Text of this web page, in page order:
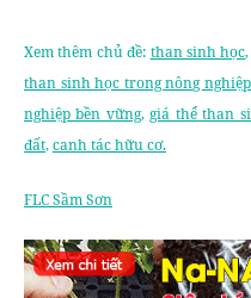
Xem thêm chủ đề: than sinh học,
than sinh học trong nông nghiệp
nghiệp bền vững,giá thể than
đất,canh tác hữu cơ.
FLC Sầm Sơn